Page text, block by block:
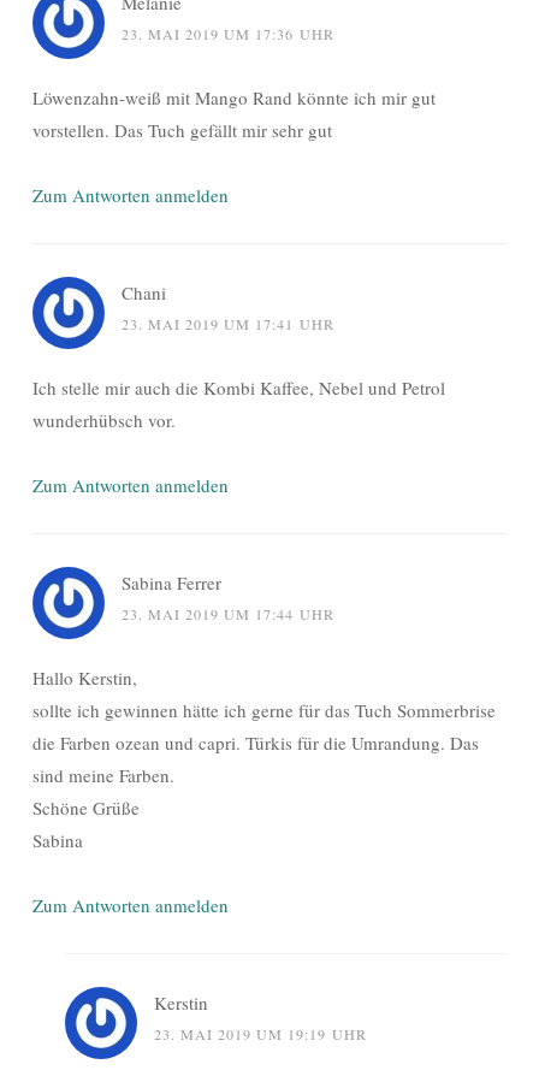
23. MAI 2019 UM 17:36 UHR
Löwenzahn-weiß mit Mango Rand könnte ich mir gut
vorstellen. Das Tuch gefällt mir sehr gut
Zum Antworten anmelden
Chani
23. MAI 2019 UM 17:41 UHR
Ich stelle mir auch die Kombi Kaffee, Nebel und Petrol
wunderhübsch vor.
Zum Antworten anmelden
Sabina Ferrer
23. MAI 2019 UM 17:44 UHR
Hallo Kerstin,
sollte ich gewinnen hätte ich gerne für das Tuch Sommerbrise
die Farben ozean und capri. Türkis für die Umrandung. Das
sind meine Farben.
Schöne Grüße
Sabina
Zum Antworten anmelden
Kerstin
23. MAI 2019 UM 19:19 UHR